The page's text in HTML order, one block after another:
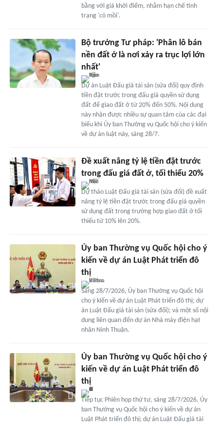
bằng với giá khởi điểm, nhằm hạn chế tình
trạng 'cò mồi'.
Bộ trưởng Tư pháp: 'Phân lô bán
nền đất ở là nơi xảy ra trục lợi lớn
nhất'
Dự án Luật Đấu giá tài sản (sửa đổi) quy định
tiền đặt trước trong đấu giá quyền sử dụng
đất để giao đất ở từ 20% đến 50%. Nội dung
này nhận được nhiều sự quan tâm của các đại
biểu khi Ủy ban Thường vụ Quốc hội cho ý kiến
về dự án luật này, sáng 28/7.
Đề xuất nâng tỷ lệ tiền đặt trước
trong đấu giá đất ở, tối thiểu 20%
Dự thảo Luật Đấu giá tài sản (sửa đổi) đề xuất
nâng tỷ lệ tiền đặt trước trong đấu giá quyền
sử dụng đất trong trường hợp giao đất ở tối
thiểu từ 10% lên 20%.
Ủy ban Thường vụ Quốc hội cho ý
kiến về dự án Luật Phát triển đô
thị
Sáng 28/7/2026, Ủy ban Thường vụ Quốc hội
cho ý kiến về dự án Luật Phát triển đô thị; dự
án Luật Đấu giá tài sản (sửa đổi); và một số nội
dung liên quan đến dự án Nhà máy điện hạt
nhân Ninh Thuận.
Ủy ban Thường vụ Quốc hội cho ý
kiến về dự án Luật Phát triển đô
thị
Tiếp tục Phiên họp thứ tư, sáng 28/7/2026, Ủy
ban Thường vụ Quốc hội cho ý kiến về dự án
Luật Phát triển đô thị; dự án Luật Đấu giá tài